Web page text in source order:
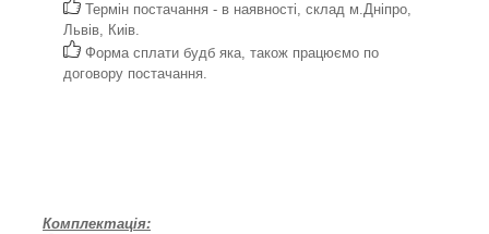
Термін постачання - в наявності, склад м.Дніпро,
Львів, Киів.
Форма сплати будб яка, також працюємо по
договору постачання.
Комплектація: